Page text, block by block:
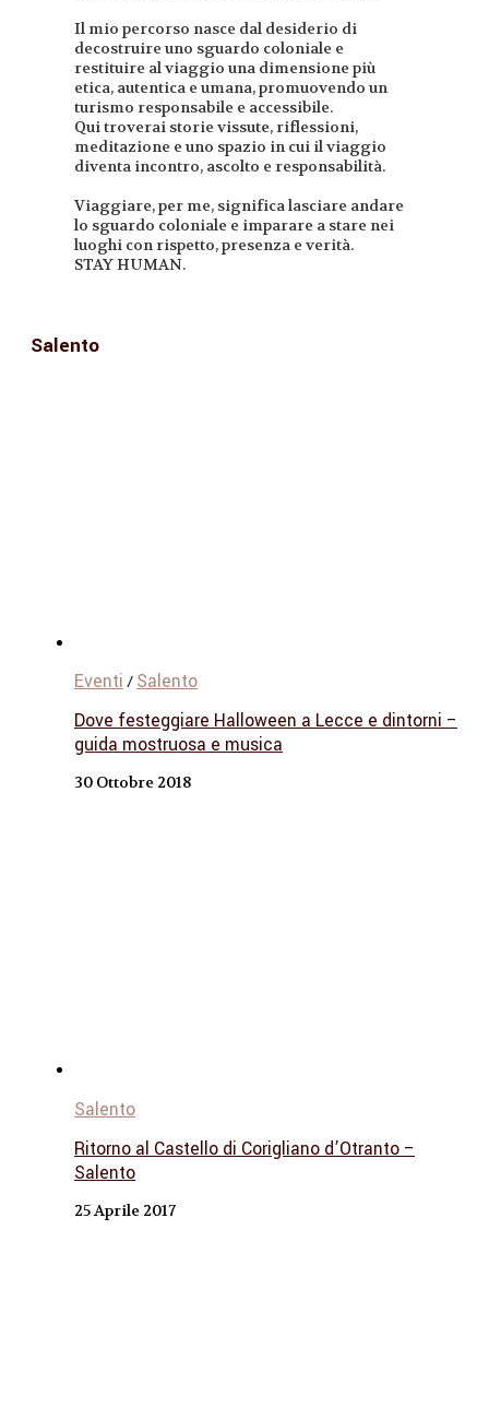
Il mio percorso nasce dal desiderio di
decostruire uno sguardo coloniale e
restituire al viaggio una dimensione più
etica, autentica e umana, promuovendo un
turismo responsabile e accessibile.
Qui troverai storie vissute, riflessioni,
meditazione e uno spazio in cui il viaggio
diventa incontro, ascolto e responsabilità.
Viaggiare, per me, significa lasciare andare
lo sguardo coloniale e imparare a stare nei
luoghi con rispetto, presenza e verità.
STAY HUMAN.
Salento
Eventi / Salento
Dove festeggiare Halloween a Lecce e dintorni –
guida mostruosa e musica
30 Ottobre 2018
Salento
Ritorno al Castello di Corigliano d’Otranto –
Salento
25 Aprile 2017